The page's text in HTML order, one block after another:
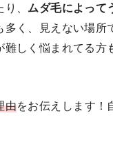
、 ムダ毛によって
多く、見えない場所
しく悩まれてる方
由をお伝えします！